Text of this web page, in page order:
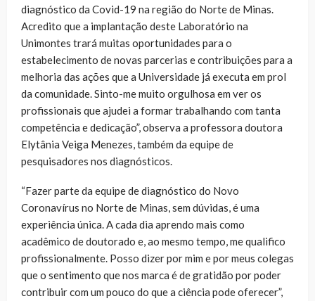
diagnóstico da Covid-19 na região do Norte de Minas.
Acredito que a implantação deste Laboratório na
Unimontes trará muitas oportunidades para o
estabelecimento de novas parcerias e contribuições para a
melhoria das ações que a Universidade já executa em prol
da comunidade. Sinto-me muito orgulhosa em ver os
profissionais que ajudei a formar trabalhando com tanta
competência e dedicação”, observa a professora doutora
Elytânia Veiga Menezes, também da equipe de
pesquisadores nos diagnósticos.
“Fazer parte da equipe de diagnóstico do Novo
Coronavírus no Norte de Minas, sem dúvidas, é uma
experiência única. A cada dia aprendo mais como
acadêmico de doutorado e, ao mesmo tempo, me qualifico
profissionalmente. Posso dizer por mim e por meus colegas
que o sentimento que nos marca é de gratidão por poder
contribuir com um pouco do que a ciência pode oferecer”,